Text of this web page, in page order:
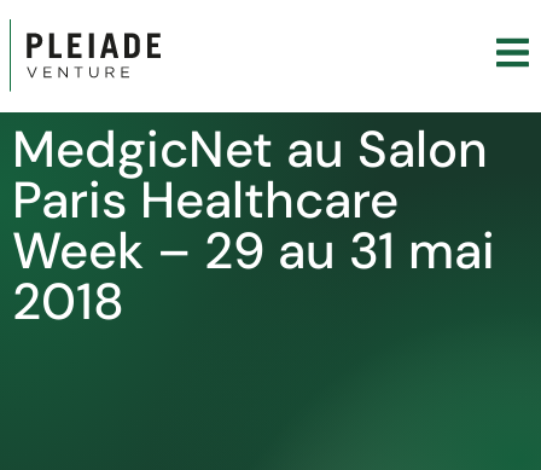
MedgicNet au Salon
Paris Healthcare
Week – 29 au 31 mai
2018